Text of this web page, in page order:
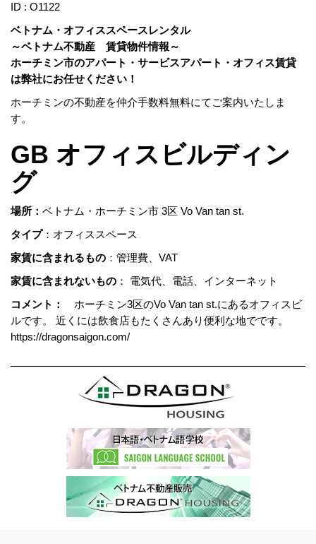
ID : O1122
ベトナム・オフィススペースレンタル
～ベトナム不動産 賃貸物件情報～
ホーチミン市のアパート・サービスアパート・オフィス賃貸
は弊社にお任せください！
ホーチミンの不動産を仲介手数料無料にてご案内いたしま
す。
GB オフィスビルディン
グ
場所： ベトナム・ホーチミン市 3区 Vo Van tan st.
タイプ：オフィススペース
家賃に含まれるもの ：管理費、VAT
家賃に含まれないもの ： 電気代、電話、インターネット
コメント：
ホーチミン3区のVo Van tan st.にあるオフィスビ
ルです。 近くには飲食店もたくさんあり便利な地でです。
https://dragonsaigon.com/